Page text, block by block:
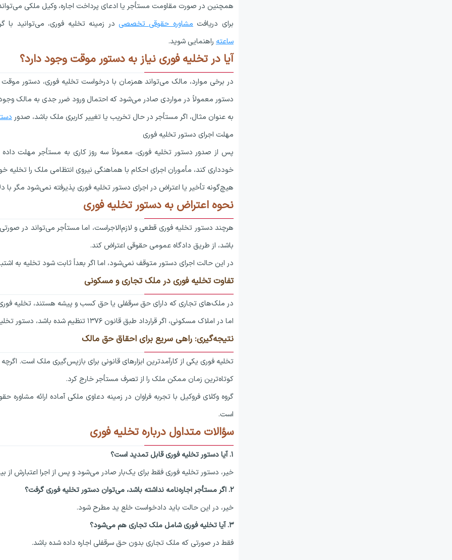
همچنین در صورت مقاومت مستأجر یا ادعای پرداخت اجاره، وکیل ملکی می‌تواند
برای دریافتمشاوره حقوقی تخصصی در زمینه تخلیه فوری، می‌توانید با
ساعتهراهنمایی شوید.
آیا در تخلیه فوری نیاز به دستور موقت وجود دارد؟
در برخی موارد، مالک می‌تواند همزمان با درخواست تخلیه فوری، دستور
دستور معمولاً در مواردی صادر می‌شود که احتمال ورود ضرر جدی به مالک
به عنوان مثال، اگر مستأجر در حال تخریب یا تغییر کاربری ملک باشد، صدور
مهلت اجرای دستور تخلیه فوری
پس از صدور دستور تخلیه فوری، معمولاً سه روز کاری به مستأجر مهلت
خودداری کند، مأموران اجرای احکام با هماهنگی نیروی انتظامی ملک را تخلیه
هیچ‌گونه تأخیر یا اعتراض در اجرای دستور تخلیه فوری پذیرفته نمی‌شود مگر با
نحوه اعتراض به دستور تخلیه فوری
هرچند دستور تخلیه فوری قطعی و لازم‌الاجراست، اما مستأجر می‌تواند در
باشد، از طریق دادگاه عمومی حقوقی اعتراض کند.
در این حالت اجرای دستور متوقف نمی‌شود، اما اگر بعداً ثابت شود تخلیه به
تفاوت تخلیه فوری در ملک تجاری و مسکونی
در ملک‌های تجاری که دارای حق سرقفلی یا حق کسب و پیشه هستند، تخلیه
اما در املاک مسکونی، اگر قرارداد طبق قانون ۱۳۷۶ تنظیم شده باشد، دستور تخلیه فوری بدون مشکل صادر می‌شود.
نتیجه‌گیری: راهی سریع برای احقاق حق مالک
تخلیه فوری یکی از کارآمدترین ابزارهای قانونی برای بازپس‌گیری ملک است.
کوتاه‌ترین زمان ممکن ملک را از تصرف مستأجر خارج کرد.
گروه وکلای فروکیل با تجربه فراوان در زمینه دعاوی ملکی آماده ارائه
است.
سؤالات متداول درباره تخلیه فوری
۱. آیا دستور تخلیه فوری قابل تمدید است؟
خیر، دستور تخلیه فوری فقط برای یک‌بار صادر می‌شود و پس از اجرا اعتبارش از
۲. اگر مستأجر اجاره‌نامه نداشته باشد، می‌توان دستور تخلیه فوری گرفت؟
خیر، در این حالت باید دادخواست خلع ید مطرح شود.
۳. آیا تخلیه فوری شامل ملک تجاری هم می‌شود؟
فقط در صورتی که ملک تجاری بدون حق سرقفلی اجاره داده شده باشد.